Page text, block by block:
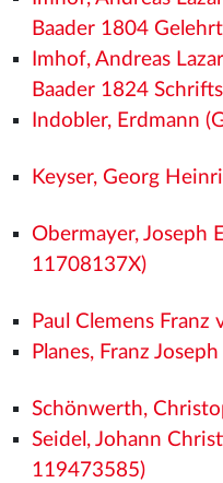
Baader 1804
Imhof, Andreas
Baader 1824
Indobler, Erdmann
Keyser, Georg
Obermayer, Joseph
11708137X)
Paul Clemens
Planes, Franz
Schönwerth,
Seidel, Johann
119473585)